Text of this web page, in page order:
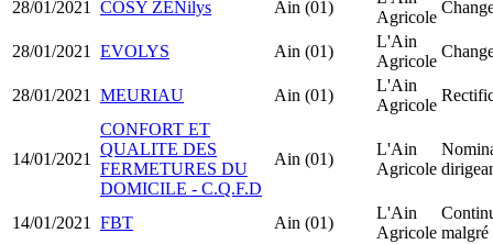
28/01/2021 COSY ZENilys Ain (01)
Agricole
28/01/2021 EVOLYS Ain (01)
L'Ain
Agricole
28/01/2021 MEURIAU Ain (01)
L'Ain
Agricole
14/01/2021
CONFORT ET
QUALITE DES
FERMETURES DU
DOMICILE - C.Q.F.D
Ain (01)
L'Ain
Agricole
14/01/2021 FBT Ain (01)
L'Ain
Agricole malgré